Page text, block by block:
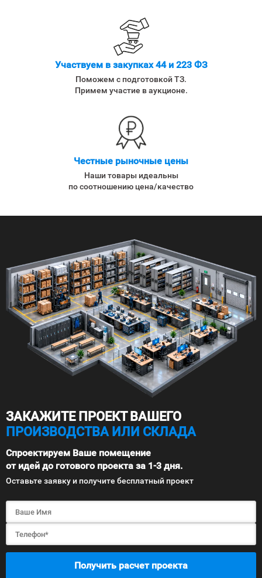
Участвуем в закупках 44 и 223 ФЗ
Поможем с подготовкой ТЗ.
Примем участие в аукционе.
Честные рыночные цены
Наши товары идеальны
по соотношению цена/качество
ЗАКАЖИТЕ ПРОЕКТ ВАШЕГО
ПРОИЗВОДСТВА ИЛИ СКЛАДА
Спроектируем Ваше помещение
от идей до готового проекта за 1-3 дня.
Оставьте заявку и получите бесплатный проект
Получить расчет проекта